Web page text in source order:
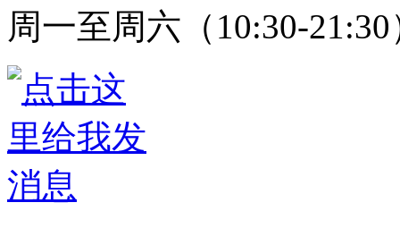
周一至周六（10:30-21:30